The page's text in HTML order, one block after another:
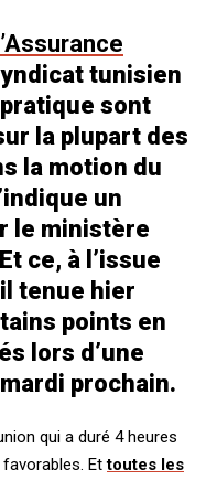
tunisien
sont
la plupart des
la motion du
un
le ministère
ce, à l’issue
tenue hier
points en
lors d’une
prochain.
qui a duré 4 heures
favorables. Ettoutes les